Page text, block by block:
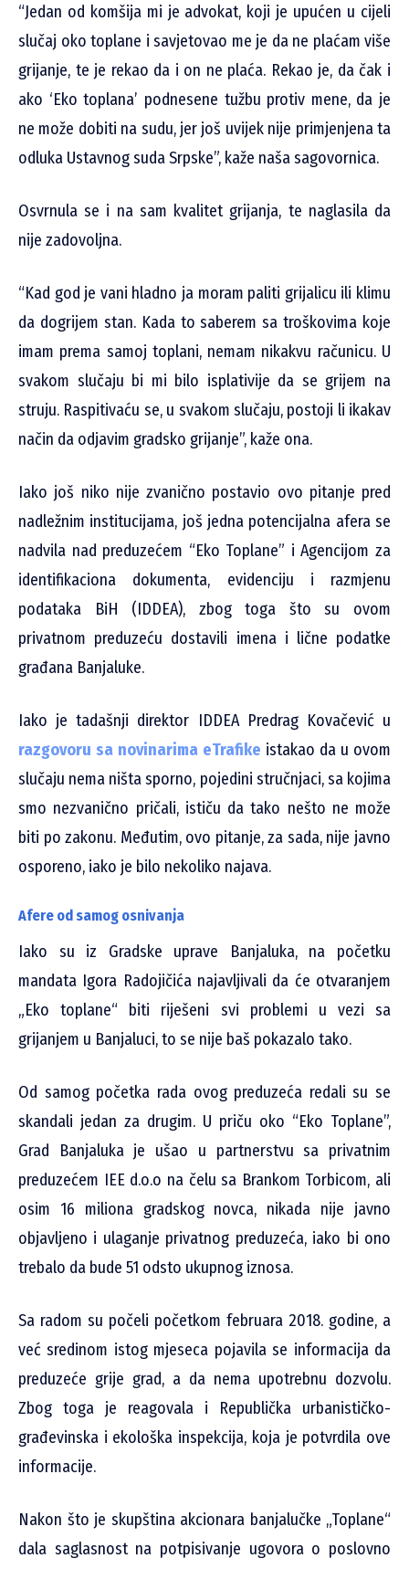
“Jedan od komšija mi je advokat, koji je upućen u cijeli
slučaj oko toplane i savjetovao me je da ne plaćam više
grijanje, te je rekao da i on ne plaća. Rekao je, da čak i
ako ‘Eko toplana’ podnesene tužbu protiv mene, da je
ne može dobiti na sudu, jer još uvijek nije primjenjena ta
odluka Ustavnog suda Srpske”, kaže naša sagovornica.
Osvrnula se i na sam kvalitet grijanja, te naglasila da
nije zadovoljna.
“Kad god je vani hladno ja moram paliti grijalicu ili klimu
da dogrijem stan. Kada to saberem sa troškovima koje
imam prema samoj toplani, nemam nikakvu računicu. U
svakom slučaju bi mi bilo isplativije da se grijem na
struju. Raspitivaću se, u svakom slučaju, postoji li ikakav
način da odjavim gradsko grijanje”, kaže ona.
Iako još niko nije zvanično postavio ovo pitanje pred
nadležnim institucijama, još jedna potencijalna afera se
nadvila nad preduzećem “Eko Toplane” i Agencijom za
identifikaciona dokumenta, evidenciju i razmjenu
podataka BiH (IDDEA), zbog toga što su ovom
privatnom preduzeću dostavili imena i lične podatke
građana Banjaluke.
Iako je tadašnji direktor IDDEA Predrag Kovačević u
razgovoru sa novinarima eTrafike istakao da u ovom
slučaju nema ništa sporno, pojedini stručnjaci, sa kojima
smo nezvanično pričali, ističu da tako nešto ne može
biti po zakonu. Međutim, ovo pitanje, za sada, nije javno
osporeno, iako je bilo nekoliko najava.
Afere od samog osnivanja
Iako su iz Gradske uprave Banjaluka, na početku
mandata Igora Radojičića najavljivali da će otvaranjem
„Eko toplane“ biti riješeni svi problemi u vezi sa
grijanjem u Banjaluci, to se nije baš pokazalo tako.
Od samog početka rada ovog preduzeća redali su se
skandali jedan za drugim. U priču oko “Eko Toplane”,
Grad Banjaluka je ušao u partnerstvu sa privatnim
preduzećem IEE d.o.o na čelu sa Brankom Torbicom, ali
osim 16 miliona gradskog novca, nikada nije javno
objavljeno i ulaganje privatnog preduzeća, iako bi ono
trebalo da bude 51 odsto ukupnog iznosa.
Sa radom su počeli početkom februara 2018. godine, a
već sredinom istog mjeseca pojavila se informacija da
preduzeće grije grad, a da nema upotrebnu dozvolu.
Zbog toga je reagovala i Republička urbanističko-
građevinska i ekološka inspekcija, koja je potvrdila ove
informacije.
Nakon što je skupština akcionara banjalučke „Toplane“
dala saglasnost na potpisivanje ugovora o poslovno